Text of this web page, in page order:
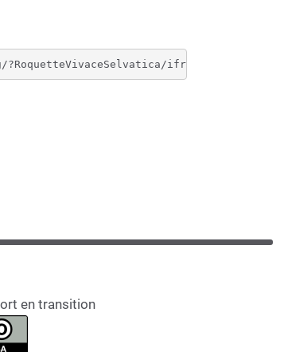
en transition